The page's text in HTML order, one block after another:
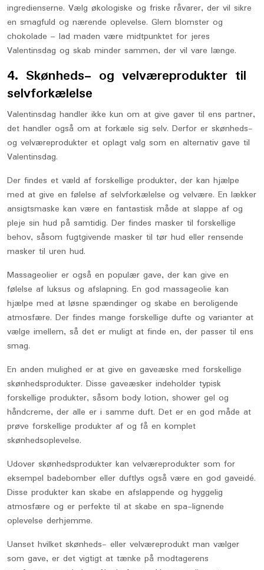
ingredienserne. Vælg økologiske og friske råvarer, der vil sikre
en smagfuld og nærende oplevelse. Glem blomster og
chokolade – lad maden være midtpunktet for jeres
Valentinsdag og skab minder sammen, der vil vare længe.
4. Skønheds- og velværeprodukter til
selvforkælelse
Valentinsdag handler ikke kun om at give gaver til ens partner,
det handler også om at forkæle sig selv. Derfor er skønheds-
og velværeprodukter et oplagt valg som en alternativ gave til
Valentinsdag.
Der findes et væld af forskellige produkter, der kan hjælpe
med at give en følelse af selvforkælelse og velvære. En lækker
ansigtsmaske kan være en fantastisk måde at slappe af og
pleje sin hud på samtidig. Der findes masker til forskellige
behov, såsom fugtgivende masker til tør hud eller rensende
masker til uren hud.
Massageolier er også en populær gave, der kan give en
følelse af luksus og afslapning. En god massageolie kan
hjælpe med at løsne spændinger og skabe en beroligende
atmosfære. Der findes mange forskellige dufte og varianter at
vælge imellem, så det er muligt at finde en, der passer til ens
smag.
En anden mulighed er at give en gaveæske med forskellige
skønhedsprodukter. Disse gaveæsker indeholder typisk
forskellige produkter, såsom body lotion, shower gel og
håndcreme, der alle er i samme duft. Det er en god måde at
prøve forskellige produkter af og få en komplet
skønhedsoplevelse.
Udover skønhedsprodukter kan velværeprodukter som for
eksempel badebomber eller duftlys også være en god gaveidé.
Disse produkter kan skabe en afslappende og hyggelig
atmosfære og er perfekte til at skabe en spa-lignende
oplevelse derhjemme.
Uanset hvilket skønheds- eller velværeprodukt man vælger
som gave, er det vigtigt at tænke på modtagerens